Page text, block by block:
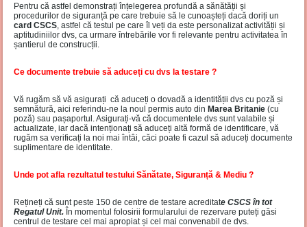
Pentru că astfel demonstrați înțelegerea profundă a sănătății și
procedurilor de siguranță pe care trebuie să le cunoașteți dacă doriți un
card CSCS , astfel că testul pe care îl veți da este personalizat activității și
aptitudiniilor dvs, ca urmare întrebările vor fi relevante pentru activitatea în
șantierul de construcții.
Ce documente trebuie să aduceți cu dvs la testare ?
Vă rugăm să vă asigurați că aduceți o dovadă a identității dvs cu poză și
semnătură, aici referindu-ne la noul permis auto dinMarea Britanie (cu
poză) sau pașaportul. Asigurați-vă că documentele dvs sunt valabile și
actualizate, iar dacă intenționați să aduceți altă formă de identificare, vă
rugăm sa verificați la noi mai întâi, căci poate fi cazul să aduceți documente
suplimentare de identitate.
Unde pot afla rezultatul testului Sănătate, Siguranță & Mediu ?
Rețineți că sunt peste 150 de centre de testare acreditate CSCS în tot
Regatul Unit. În momentul folosirii formularului de rezervare puteți găsi
centrul de testare cel mai apropiat și cel mai convenabil de dvs.